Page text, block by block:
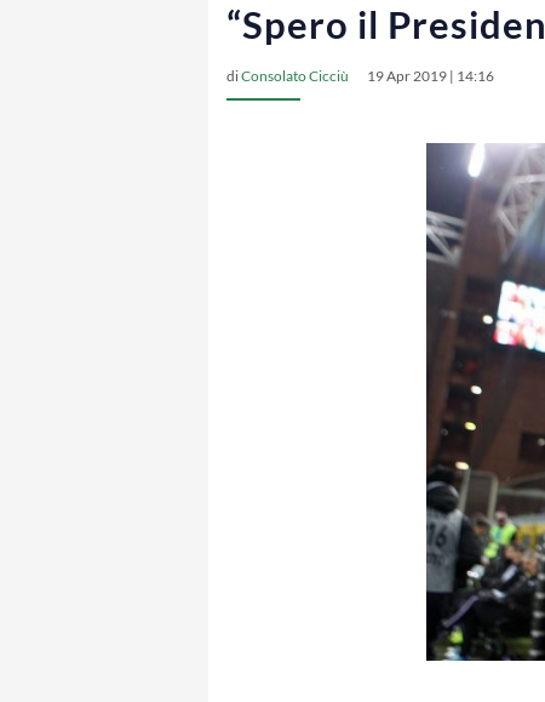
“Spero il
diConsolato Cicciù 19 Apr 2019 | 14:16